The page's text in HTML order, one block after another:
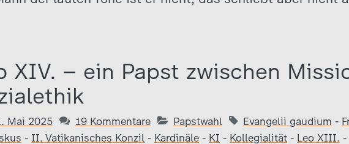
XIV. – ein Papst zwischen
Mai 2025 19 Kommentare Papstwahl Evangelii gaudium -
- II. Vatikanisches Konzil - Kardinäle - KI - Kollegialität - Leo XIII. -